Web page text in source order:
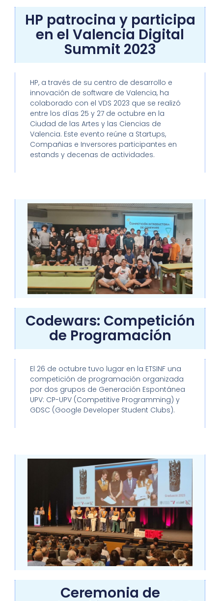
HP patrocina y participa
en el Valencia Digital
Summit 2023
HP, a través de su centro de desarrollo e
innovación de software de Valencia, ha
colaborado con el VDS 2023 que se realizó
entre los días 25 y 27 de octubre en la
Ciudad de las Artes y las Ciencias de
Valencia. Este evento reúne a Startups,
Compañias e Inversores participantes en
estands y decenas de actividades.
Codewars: Competición
de Programación
El 26 de octubre tuvo lugar en la ETSINF una
competición de programación organizada
por dos grupos de Generación Espontánea
UPV: CP-UPV (Competitive Programming) y
GDSC (Google Developer Student Clubs).
Ceremonia de